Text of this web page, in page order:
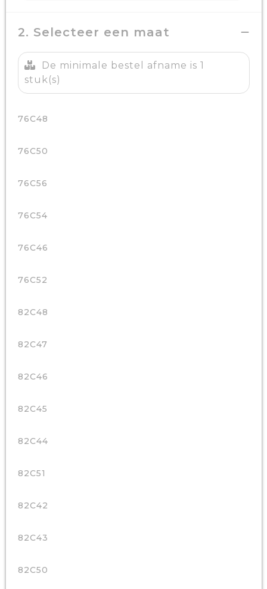
2. Selecteer een maat
De minimale bestel afname is 1
stuk(s)
76C48
76C50
76C56
76C54
76C46
76C52
82C48
82C47
82C46
82C45
82C44
82C51
82C42
82C43
82C50